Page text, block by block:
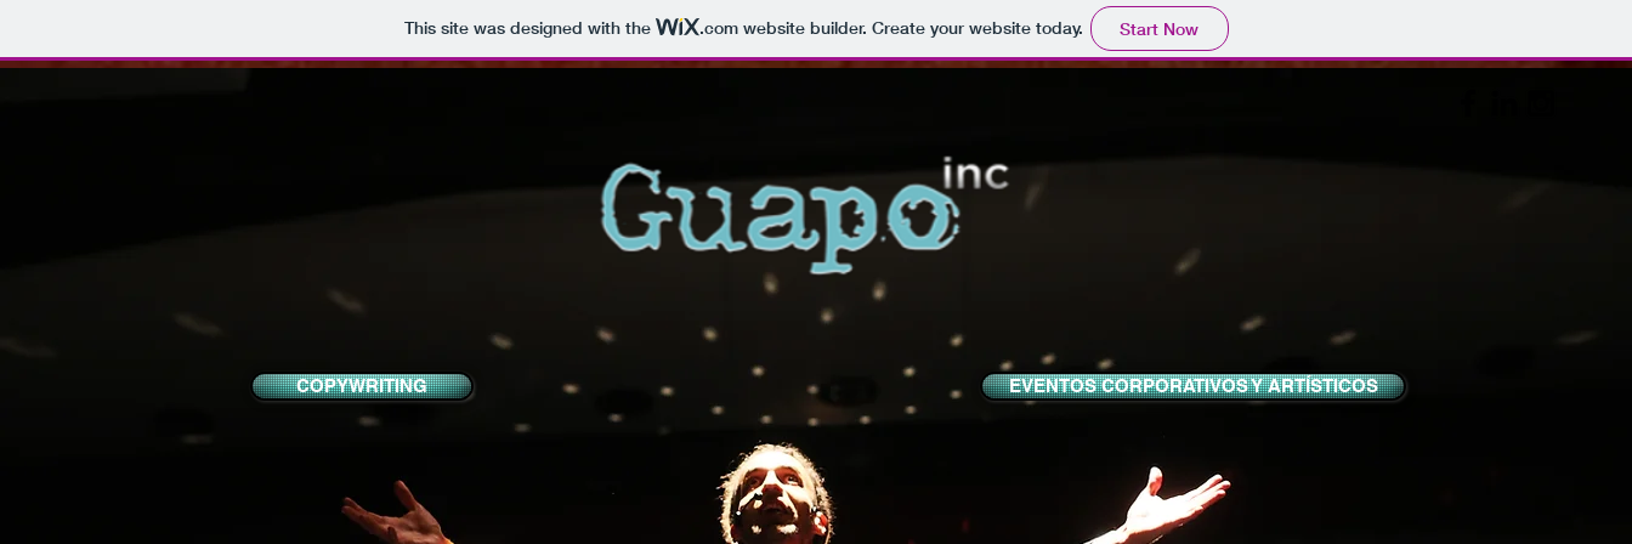
This site was designed with the .comwebsite builder. Create your website today. Start Now
COPYWRITING EVENTOS CORPORATIVOS Y ARTÍSTICOS